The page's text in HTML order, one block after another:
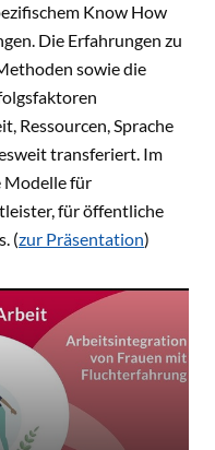
Know How
Die Erfahrungen zu
sowie die
Ressourcen, Sprache
transferiert. Im
Modelle für
für öffentliche
(zur Präsentation)